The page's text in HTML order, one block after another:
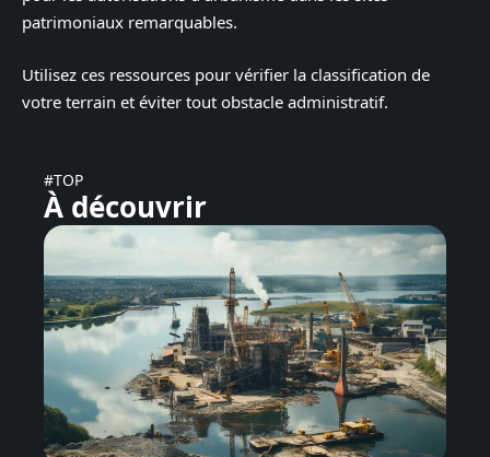
patrimoniaux remarquables.
Utilisez ces ressources pour vérifier la classification de
votre terrain et éviter tout obstacle administratif.
#TOP
À découvrir